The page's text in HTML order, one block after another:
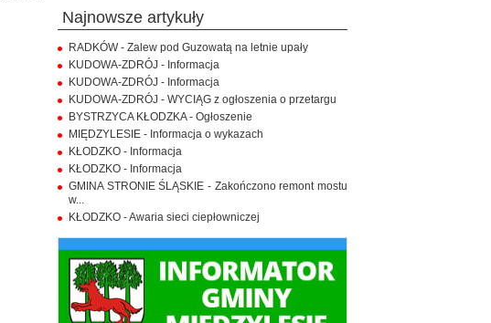
najnowsze artykuły
RADKÓW - Zalew pod Guzowatą na letnie upały
KUDOWA-ZDRÓJ - Informacja
KUDOWA-ZDRÓJ - Informacja
KUDOWA-ZDRÓJ - WYCIĄG z ogłoszenia o przetargu
BYSTRZYCA KŁODZKA - Ogłoszenie
MIĘDZYLESIE - Informacja o wykazach
KŁODZKO - Informacja
KŁODZKO - Informacja
GMINA STRONIE ŚLĄSKIE - Zakończono remont mostu
w...
KŁODZKO - Awaria sieci ciepłowniczej